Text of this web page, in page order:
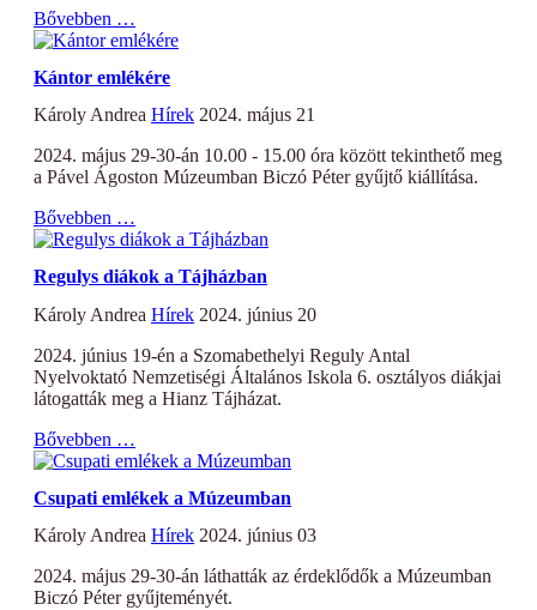
Bővebben …
Kántor emlékére
Károly Andrea Hírek 2024. május 21
2024. május 29-30-án 10.00 - 15.00 óra között tekinthető meg
a Pável Ágoston Múzeumban Biczó Péter gyűjtő kiállítása.
Bővebben …
Regulys diákok a Tájházban
Károly Andrea Hírek 2024. június 20
2024. június 19-én a Szomabethelyi Reguly Antal
Nyelvoktató Nemzetiségi Általános Iskola 6. osztályos diákjai
látogatták meg a Hianz Tájházat.
Bővebben …
Csupati emlékek a Múzeumban
Károly Andrea Hírek 2024. június 03
2024. május 29-30-án láthatták az érdeklődők a Múzeumban
Biczó Péter gyűjteményét.